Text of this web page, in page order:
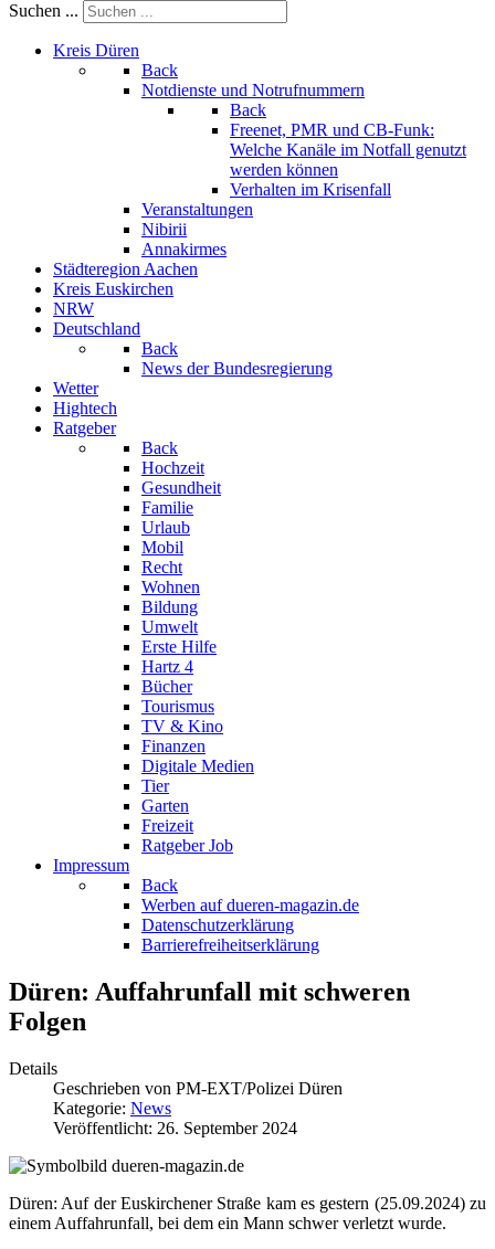
Suchen ...
Kreis Düren
Back
Notdienste und Notrufnummern
Back
Freenet, PMR und CB-Funk:
Welche Kanäle im Notfall genutzt
werden können
Verhalten im Krisenfall
Veranstaltungen
Nibirii
Annakirmes
Städteregion Aachen
Kreis Euskirchen
NRW
Deutschland
Back
News der Bundesregierung
Wetter
Hightech
Ratgeber
Back
Hochzeit
Gesundheit
Familie
Urlaub
Mobil
Recht
Wohnen
Bildung
Umwelt
Erste Hilfe
Hartz 4
Bücher
Tourismus
TV & Kino
Finanzen
Digitale Medien
Tier
Garten
Freizeit
Ratgeber Job
Impressum
Back
Werben auf dueren-magazin.de
Datenschutzerklärung
Barrierefreiheitserklärung
Düren: Auffahrunfall mit schweren
Folgen
Details
Geschrieben von PM-EXT/Polizei Düren
Kategorie: News
Veröffentlicht: 26. September 2024
Düren: Auf der Euskirchener Straße kam es gestern (25.09.2024) zu
einem Auffahrunfall, bei dem ein Mann schwer verletzt wurde.